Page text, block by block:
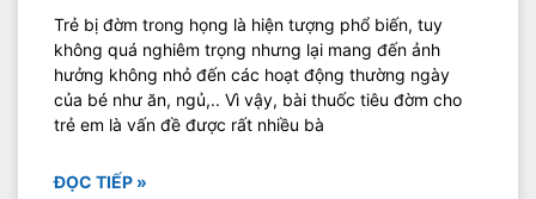
Trẻ bị đờm trong họng là hiện tượng phổ biến, tuy
không quá nghiêm trọng nhưng lại mang đến ảnh
hưởng không nhỏ đến các hoạt động thường ngày
của bé như ăn, ngủ,.. Vì vậy, bài thuốc tiêu đờm cho
trẻ em là vấn đề được rất nhiều bà
ĐỌC TIẾP »